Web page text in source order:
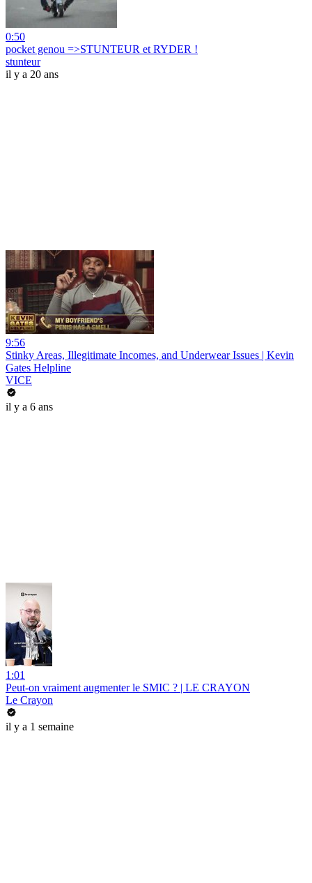
0:50
pocket genou =>STUNTEUR et RYDER !
stunteur
il y a 20 ans
9:56
Stinky Areas, Illegitimate Incomes, and Underwear Issues | Kevin
Gates Helpline
VICE
il y a 6 ans
1:01
Peut-on vraiment augmenter le SMIC ? | LE CRAYON
Le Crayon
il y a 1 semaine